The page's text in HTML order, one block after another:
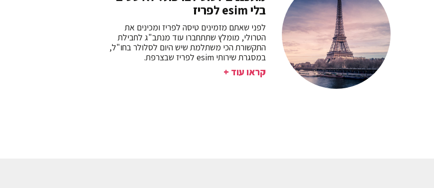
בלי esim לפריז
לפני שאתם מזמינים טיסה לפריז ומכינים את
הטרולי, מומלץ שתתחברו עוד מנתב"ג לחבילת
התקשורת הכי משתלמת שיש היום לסלולר בחו"ל,
במסגרת שירותי esim לפריז שבצרפת.
קראו עוד +